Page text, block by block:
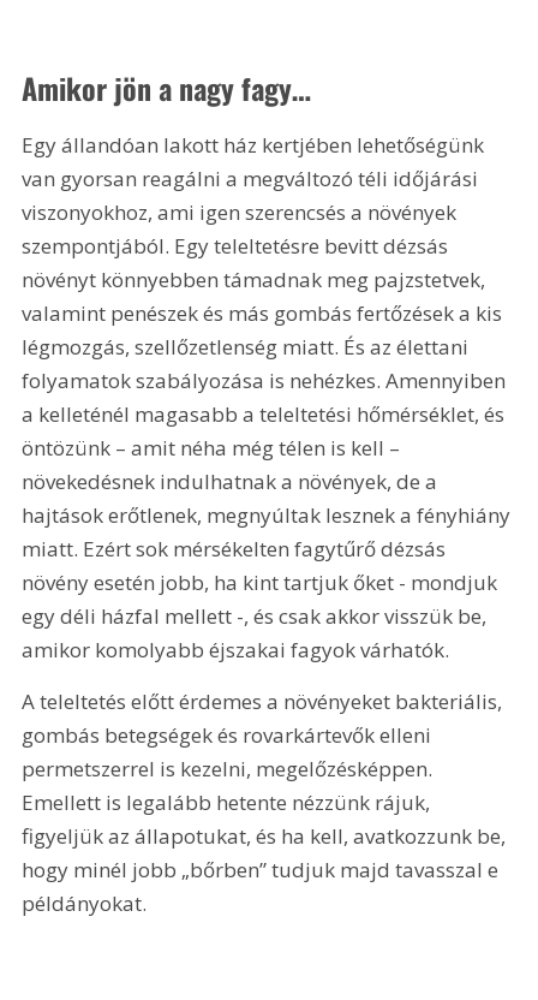
Amikor jön a nagy fagy…
Egy állandóan lakott ház kertjében lehetőségünk
van gyorsan reagálni a megváltozó téli időjárási
viszonyokhoz, ami igen szerencsés a növények
szempontjából. Egy teleltetésre bevitt dézsás
növényt könnyebben támadnak meg pajzstetvek,
valamint penészek és más gombás fertőzések a kis
légmozgás, szellőzetlenség miatt. És az élettani
folyamatok szabályozása is nehézkes. Amennyiben
a kelleténél magasabb a teleltetési hőmérséklet, és
öntözünk – amit néha még télen is kell –
növekedésnek indulhatnak a növények, de a
hajtások erőtlenek, megnyúltak lesznek a fényhiány
miatt. Ezért sok mérsékelten fagytűrő dézsás
növény esetén jobb, ha kint tartjuk őket - mondjuk
egy déli házfal mellett -, és csak akkor visszük be,
amikor komolyabb éjszakai fagyok várhatók.
A teleltetés előtt érdemes a növényeket bakteriális,
gombás betegségek és rovarkártevők elleni
permetszerrel is kezelni, megelőzésképpen.
Emellett is legalább hetente nézzünk rájuk,
figyeljük az állapotukat, és ha kell, avatkozzunk be,
hogy minél jobb „bőrben” tudjuk majd tavasszal e
példányokat.